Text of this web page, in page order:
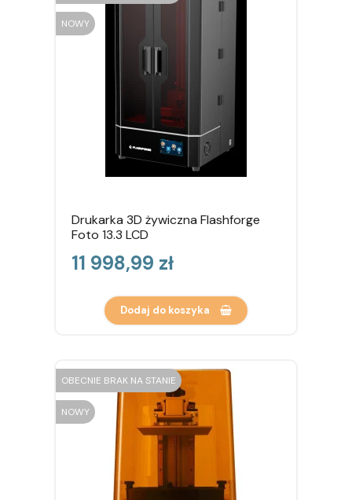
NOWY
Drukarka 3D żywiczna Flashforge
Foto 13.3 LCD
Cena
11 998,99 zł
Dodaj do koszyka
OBECNIE BRAK NA STANIE
NOWY